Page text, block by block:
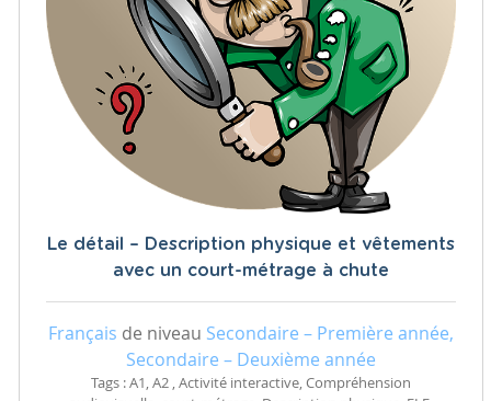
Le détail – Description physique et vêtements
avec un court-métrage à chute
Français de niveau Secondaire – Première année,
Secondaire – Deuxième année
Tags : A1, A2 , Activité interactive, Compréhension